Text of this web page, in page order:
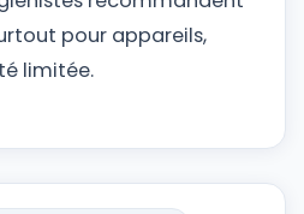
pour appareils,
limitée.